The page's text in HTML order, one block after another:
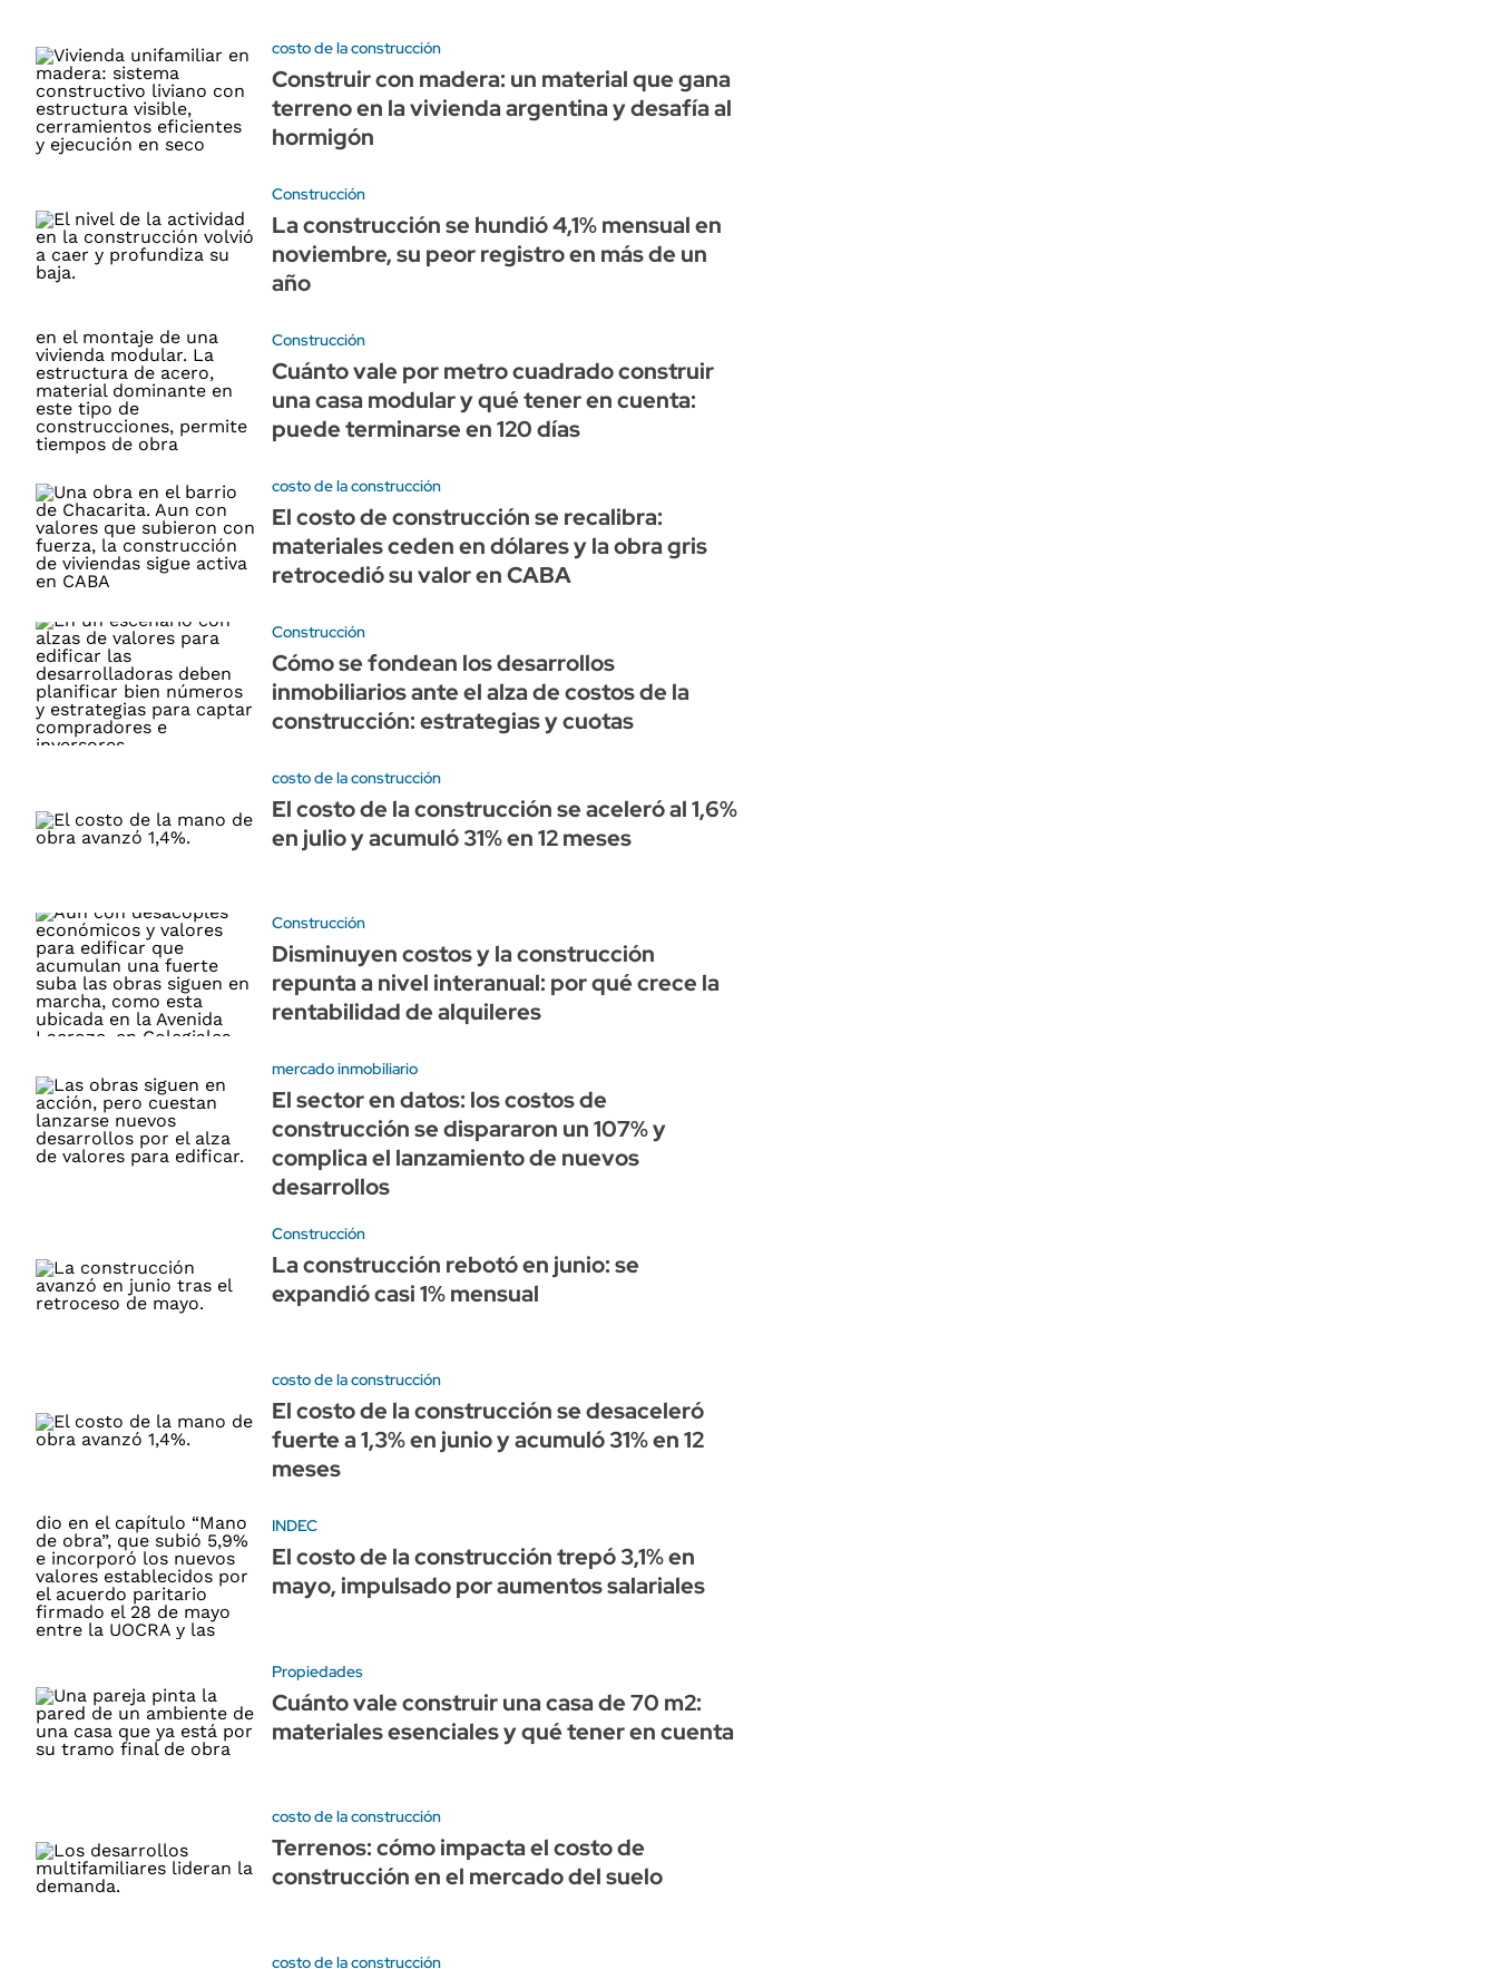
costo de la construcción
Construir con madera: un material que gana
terreno en la vivienda argentina y desafía al
hormigón
Construcción
La construcción se hundió 4,1% mensual en
noviembre, su peor registro en más de un
año
Construcción
Cuánto vale por metro cuadrado construir
una casa modular y qué tener en cuenta:
puede terminarse en 120 días
costo de la construcción
El costo de construcción se recalibra:
materiales ceden en dólares y la obra gris
retrocedió su valor en CABA
Construcción
Cómo se fondean los desarrollos
inmobiliarios ante el alza de costos de la
construcción: estrategias y cuotas
costo de la construcción
El costo de la construcción se aceleró al 1,6%
en julio y acumuló 31% en 12 meses
Construcción
Disminuyen costos y la construcción
repunta a nivel interanual: por qué crece la
rentabilidad de alquileres
mercado inmobiliario
El sector en datos: los costos de
construcción se dispararon un 107% y
complica el lanzamiento de nuevos
desarrollos
Construcción
La construcción rebotó en junio: se
expandió casi 1% mensual
costo de la construcción
El costo de la construcción se desaceleró
fuerte a 1,3% en junio y acumuló 31% en 12
meses
INDEC
El costo de la construcción trepó 3,1% en
mayo, impulsado por aumentos salariales
Propiedades
Cuánto vale construir una casa de 70 m2:
materiales esenciales y qué tener en cuenta
costo de la construcción
Terrenos: cómo impacta el costo de
construcción en el mercado del suelo
costo de la construcción